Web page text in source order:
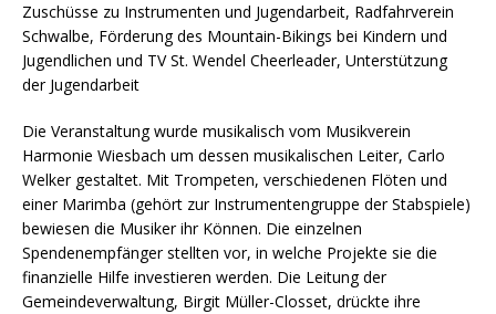
Zuschüsse zu Instrumenten und Jugendarbeit, Radfahrverein
Schwalbe, Förderung des Mountain-Bikings bei Kindern und
Jugendlichen und TV St. Wendel Cheerleader, Unterstützung
der Jugendarbeit
Die Veranstaltung wurde musikalisch vom Musikverein
Harmonie Wiesbach um dessen musikalischen Leiter, Carlo
Welker gestaltet. Mit Trompeten, verschiedenen Flöten und
einer Marimba (gehört zur Instrumentengruppe der Stabspiele)
bewiesen die Musiker ihr Können. Die einzelnen
Spendenempfänger stellten vor, in welche Projekte sie die
finanzielle Hilfe investieren werden. Die Leitung der
Gemeindeverwaltung, Birgit Müller-Closset, drückte ihre